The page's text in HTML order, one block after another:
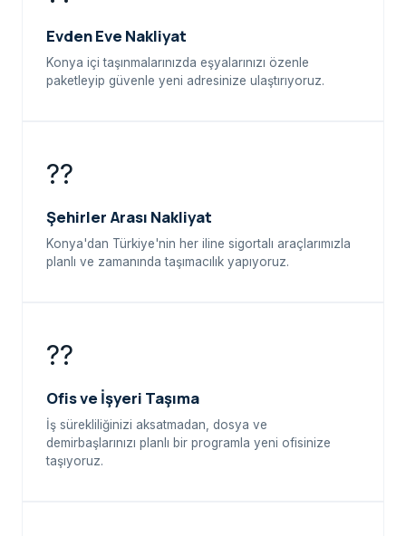
Evden Eve Nakliyat
Konya içi taşınmalarınızda eşyalarınızı özenle
paketleyip güvenle yeni adresinize ulaştırıyoruz.
??
Şehirler Arası Nakliyat
Konya'dan Türkiye'nin her iline sigortalı araçlarımızla
planlı ve zamanında taşımacılık yapıyoruz.
??
Ofis ve İşyeri Taşıma
İş sürekliliğinizi aksatmadan, dosya ve
demirbaşlarınızı planlı bir programla yeni ofisinize
taşıyoruz.